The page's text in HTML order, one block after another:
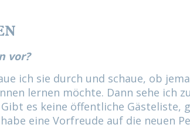
vor?
ich sie durch und schaue, ob
lernen möchte. Dann sehe ich
es keine öffentliche Gästeliste,
eine Vorfreude auf die neuen